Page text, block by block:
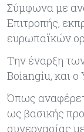
Σύμφωνα με
Επιτροπής,
ευρωπαϊκών
Την έναρξη
Boiangiu, και
Όπως
ως βασικής
συνεργασίας